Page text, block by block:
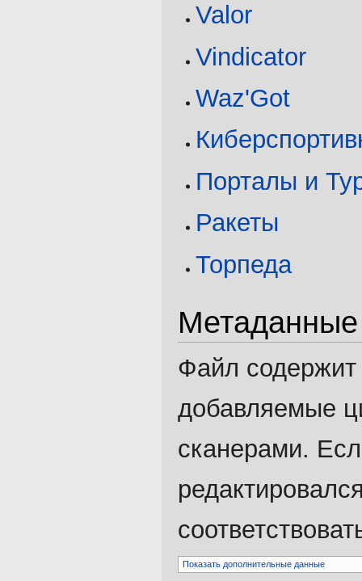
Valor
Vindicator
Waz'Got
Порталы и
Ракеты
Торпеда
Метаданные
Файл
добавляемые
сканерами.
Показать дополнительные данные